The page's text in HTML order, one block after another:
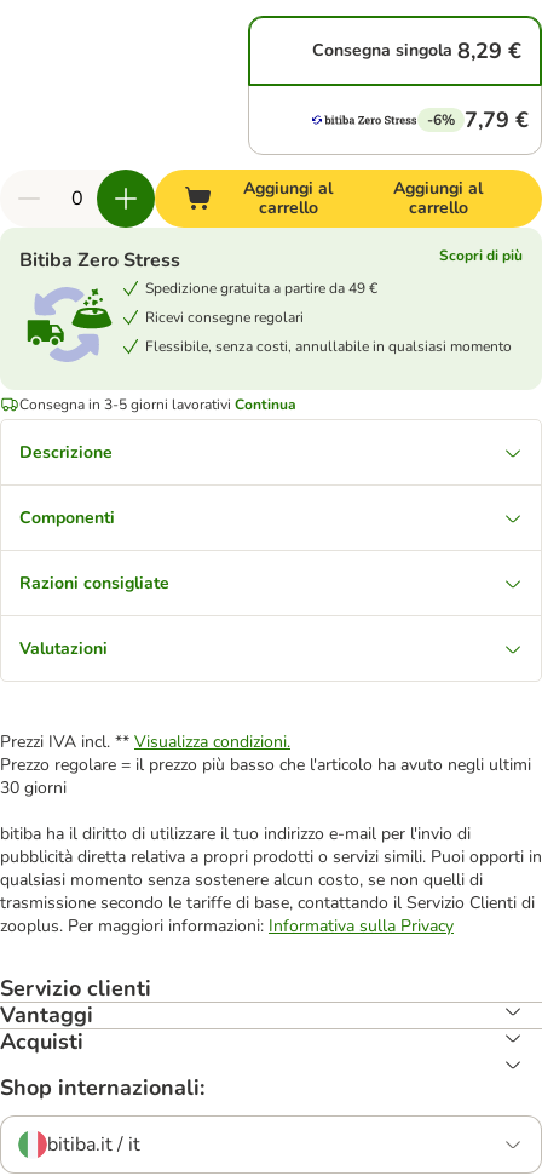
Consegna singola 8,29 €
-6% 7,79 €
Aggiungi al
carrello
Aggiungi al
carrello
Bitiba Zero Stress
Scopri di più
Spedizione gratuita a partire da 49 €
Ricevi consegne regolari
Flessibile, senza costi, annullabile in qualsiasi momento
Consegna in 3-5 giorni lavorativi Continua
Descrizione
Componenti
Razioni consigliate
Valutazioni
Prezzi IVA incl. ** Visualizza condizioni.
Prezzo regolare = il prezzo più basso che l'articolo ha avuto negli ultimi
30 giorni
bitiba ha il diritto di utilizzare il tuo indirizzo e-mail per l'invio di
pubblicità diretta relativa a propri prodotti o servizi simili. Puoi opporti in
qualsiasi momento senza sostenere alcun costo, se non quelli di
trasmissione secondo le tariffe di base, contattando il Servizio Clienti di
zooplus. Per maggiori informazioni: Informativa sulla Privacy
Servizio clienti
Vantaggi
Acquisti
Shop internazionali:
bitiba.it / it